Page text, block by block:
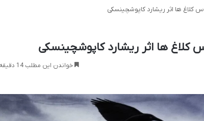
کلاغ ها اثر ریشارد کاپوشچینسکی
کلاغ ها اثر ریشارد کاپوشچینسکی
خواندن این مطلب 14 دقیقه زمان میبرد